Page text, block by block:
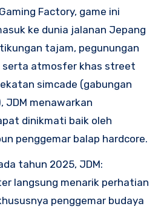
Factory, game ini
ke dunia jalanan Jepang
tajam, pegunungan
serta atmosfer khas street
simcade (gabungan
JDM menawarkan
dinikmati baik oleh
penggemar balap hardcore.
tahun 2025, JDM:
langsung menarik perhatian
penggemar budaya